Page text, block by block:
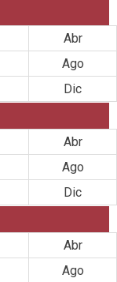
Abr
Ago
Dic
Abr
Ago
Dic
Abr
Ago